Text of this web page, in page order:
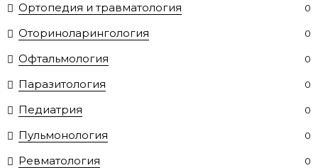
Ортопедия и травматология 0
Оториноларингология 0
Офтальмология 0
Паразитология 0
Педиатрия 0
Пульмонология 0
Ревматология 0